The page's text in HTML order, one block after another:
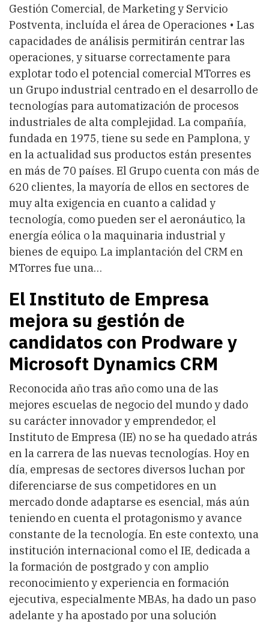
Gestión Comercial, de Marketing y Servicio
Postventa, incluída el área de Operaciones • Las
capacidades de análisis permitirán centrar las
operaciones, y situarse correctamente para
explotar todo el potencial comercial MTorres es
un Grupo industrial centrado en el desarrollo de
tecnologías para automatización de procesos
industriales de alta complejidad. La compañía,
fundada en 1975, tiene su sede en Pamplona, y
en la actualidad sus productos están presentes
en más de 70 países. El Grupo cuenta con más de
620 clientes, la mayoría de ellos en sectores de
muy alta exigencia en cuanto a calidad y
tecnología, como pueden ser el aeronáutico, la
energía eólica o la maquinaria industrial y
bienes de equipo. La implantación del CRM en
MTorres fue una…
El Instituto de Empresa
mejora su gestión de
candidatos con Prodware y
Microsoft Dynamics CRM
Reconocida año tras año como una de las
mejores escuelas de negocio del mundo y dado
su carácter innovador y emprendedor, el
Instituto de Empresa (IE) no se ha quedado atrás
en la carrera de las nuevas tecnologías. Hoy en
día, empresas de sectores diversos luchan por
diferenciarse de sus competidores en un
mercado donde adaptarse es esencial, más aún
teniendo en cuenta el protagonismo y avance
constante de la tecnología. En este contexto, una
institución internacional como el IE, dedicada a
la formación de postgrado y con amplio
reconocimiento y experiencia en formación
ejecutiva, especialmente MBAs, ha dado un paso
adelante y ha apostado por una solución